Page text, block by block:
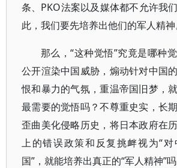
条、PKO法案以及媒体都不允许我
此，我们要先培养出他们的军人精神
那么，“这种觉悟”究竟是哪种
公开渲染中国威胁，煽动针对中国
恨和暴力的气氛，重温帝国旧梦，
最需要的觉悟吗？不尊重史实，长
歪曲美化侵略历史，将日本政府在
上的错误政策和反复挑衅视为“对
国”，就能培养出真正的“军人精神”吗